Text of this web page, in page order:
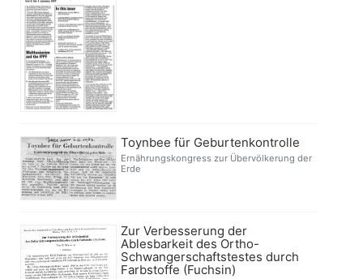
Toynbee für Geburtenkontrolle
Ernährungskongress zur Übervölkerung der
Erde
Zur Verbesserung der
Ablesbarkeit des Ortho-
Schwangerschaftstestes durch
Farbstoffe (Fuchsin)